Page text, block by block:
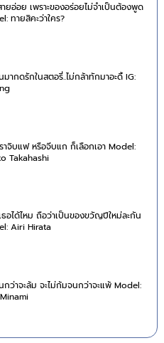
ายอ่อย เพราะของอร่อยไม่จำเป็นต้องพูด
ทายสิคะว่าใคร?
มากดรักในสตอรี่..ไม่กล้าทักมาอะดิ้ IG:
ราจิบแฟ หรือจีบแก ก็เลือกเอา Model:
Takahashi
ธอได้ไหม ถือว่าเป็นของขวัญปีใหม่ละกัน
Airi Hirata
กว่าจะล้ม จะไม่ก้มจนกว่าจะแพ้ Model: